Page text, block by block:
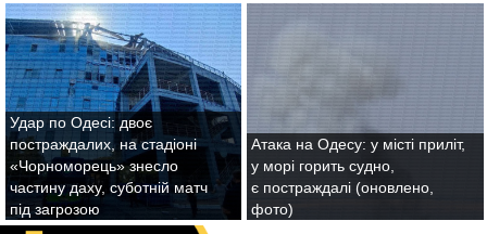
Удар по Одесі: двоє
постраждалих, на стадіоні
«Чорноморець» знесло
частину даху, суботній матч
під загрозою
Атака на Одесу: у місті приліт,
у морі горить судно,
є постраждалі (оновлено,
фото)